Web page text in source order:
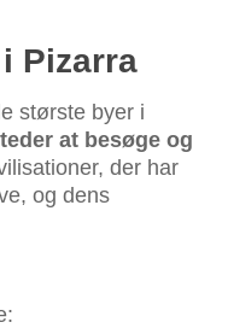
Pizarra
største byer i
at besøge og
der har
og dens